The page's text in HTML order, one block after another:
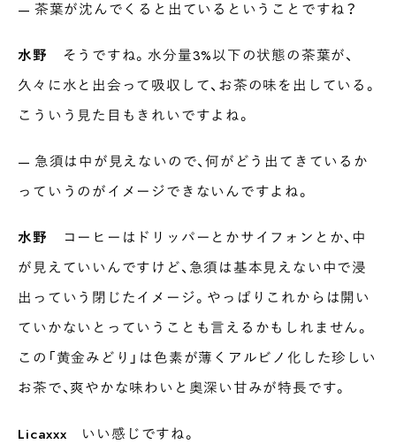
— 茶葉が沈んでくると出ているということですね？
水野 そうですね。水分量3%以下の状態の茶葉が、
久々に水と出会って吸収して、お茶の味を出している。
こういう見た目もきれいですよね。
— 急須は中が見えないので、何がどう出てきているか
っていうのがイメージできないんですよね。
水野 コーヒーはドリッパーとかサイフォンとか、中
が見えていいんですけど、急須は基本見えない中で浸
出っていう閉じたイメージ。やっぱりこれからは開い
ていかないとっていうことも言えるかもしれません。
この「黄金みどり」は色素が薄くアルビノ化した珍しい
お茶で、爽やかな味わいと奥深い甘みが特長です。
Licaxxx いい感じですね。